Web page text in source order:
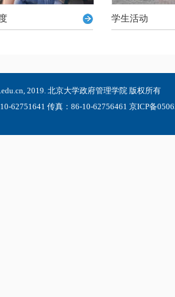
学生活动
2019. 北京大学政府管理学院 版权所有
62751641 传真：86-10-62756461 京ICP备